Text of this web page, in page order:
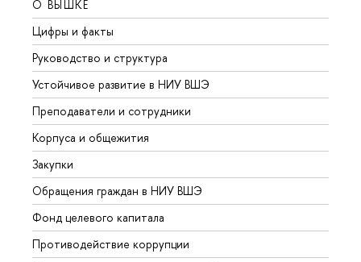
О ВЫШКЕ
Цифры и факты
Руководство и структура
Устойчивое развитие в НИУ ВШЭ
Преподаватели и сотрудники
Корпуса и общежития
Закупки
Обращения граждан в НИУ ВШЭ
Фонд целевого капитала
Противодействие коррупции